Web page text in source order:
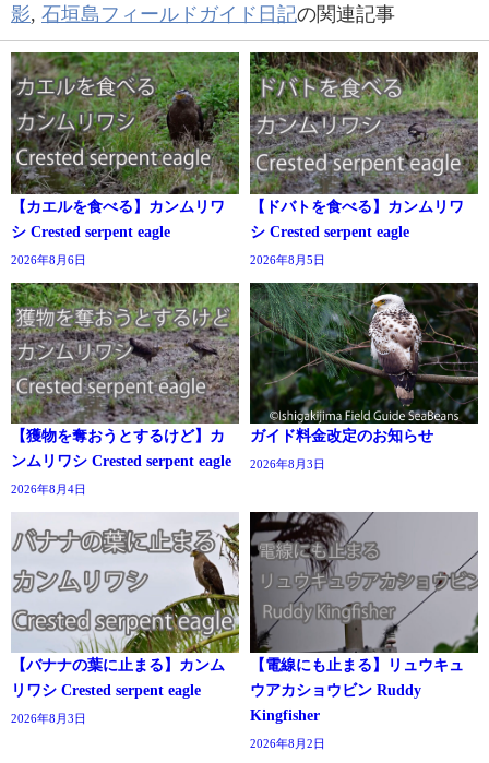
影, 石垣島フィールドガイド日記の関連記事
【カエルを食べる】カンムリワ
シ Crested serpent eagle
2026年8月6日
【ドバトを食べる】カンムリワ
シ Crested serpent eagle
2026年8月5日
【獲物を奪おうとするけど】カ
ンムリワシ Crested serpent eagle
2026年8月4日
ガイド料金改定のお知らせ
2026年8月3日
【バナナの葉に止まる】カンム
リワシ Crested serpent eagle
2026年8月3日
【電線にも止まる】リュウキュ
ウアカショウビン Ruddy
Kingfisher
2026年8月2日